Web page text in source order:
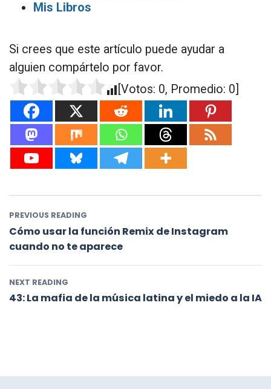
Mis Libros
Si crees que este artículo puede ayudar a
alguien compártelo por favor.
[Votos: 0, Promedio: 0
PREVIOUS READING
Cómo usar la función Remix de Instagram
cuando no te aparece
NEXT READING
43: La mafia de la música latina y el miedo a la IA